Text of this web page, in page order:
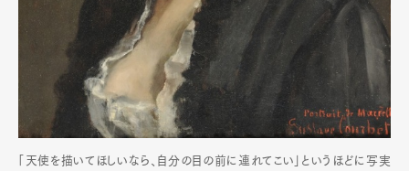
「天使を描いてほしいなら、自分の目の前に連れてこい」というほどに写実